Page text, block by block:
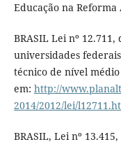
Educação na Reforma
BRASIL Lei nº
universidades
técnico de nível
em: http://
2014/2012/lei/
BRASIL, Lei nº